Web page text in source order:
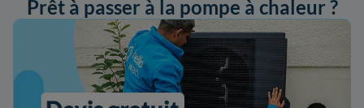
Prêt à passer à la pompe à chaleur ?